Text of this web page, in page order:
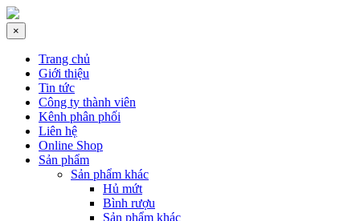
×
Trang chủ
Giới thiệu
Tin tức
Công ty thành viên
Kênh phân phối
Liên hệ
Online Shop
Sản phẩm
Sản phẩm khác
Hủ mứt
Bình rượu
Sản phẩm khác